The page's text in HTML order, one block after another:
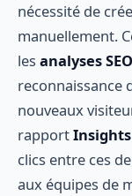
nécessité de
manuellement.
les analyses SEO
reconnaissance
nouveaux
rapportInsights
clics entre ces
aux équipes de